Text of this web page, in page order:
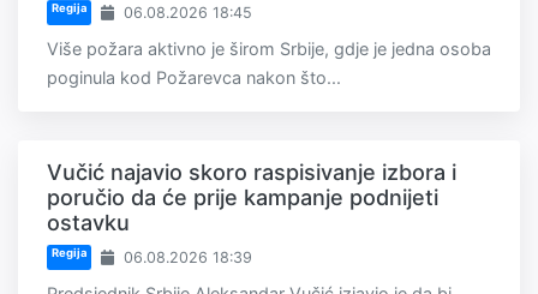
Regija 06.08.2026 18:45
Više požara aktivno je širom Srbije, gdje je jedna osoba
poginula kod Požarevca nakon što...
Vučić najavio skoro raspisivanje izbora i
poručio da će prije kampanje podnijeti
ostavku
Regija 06.08.2026 18:39